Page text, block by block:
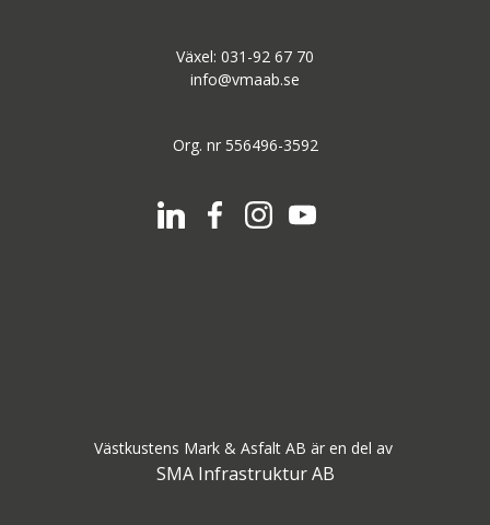
Växel: 031-92 67 70
info@vmaab.se
Org. nr 556496-3592
Västkustens Mark & Asfalt AB är en del av
SMA Infrastruktur AB